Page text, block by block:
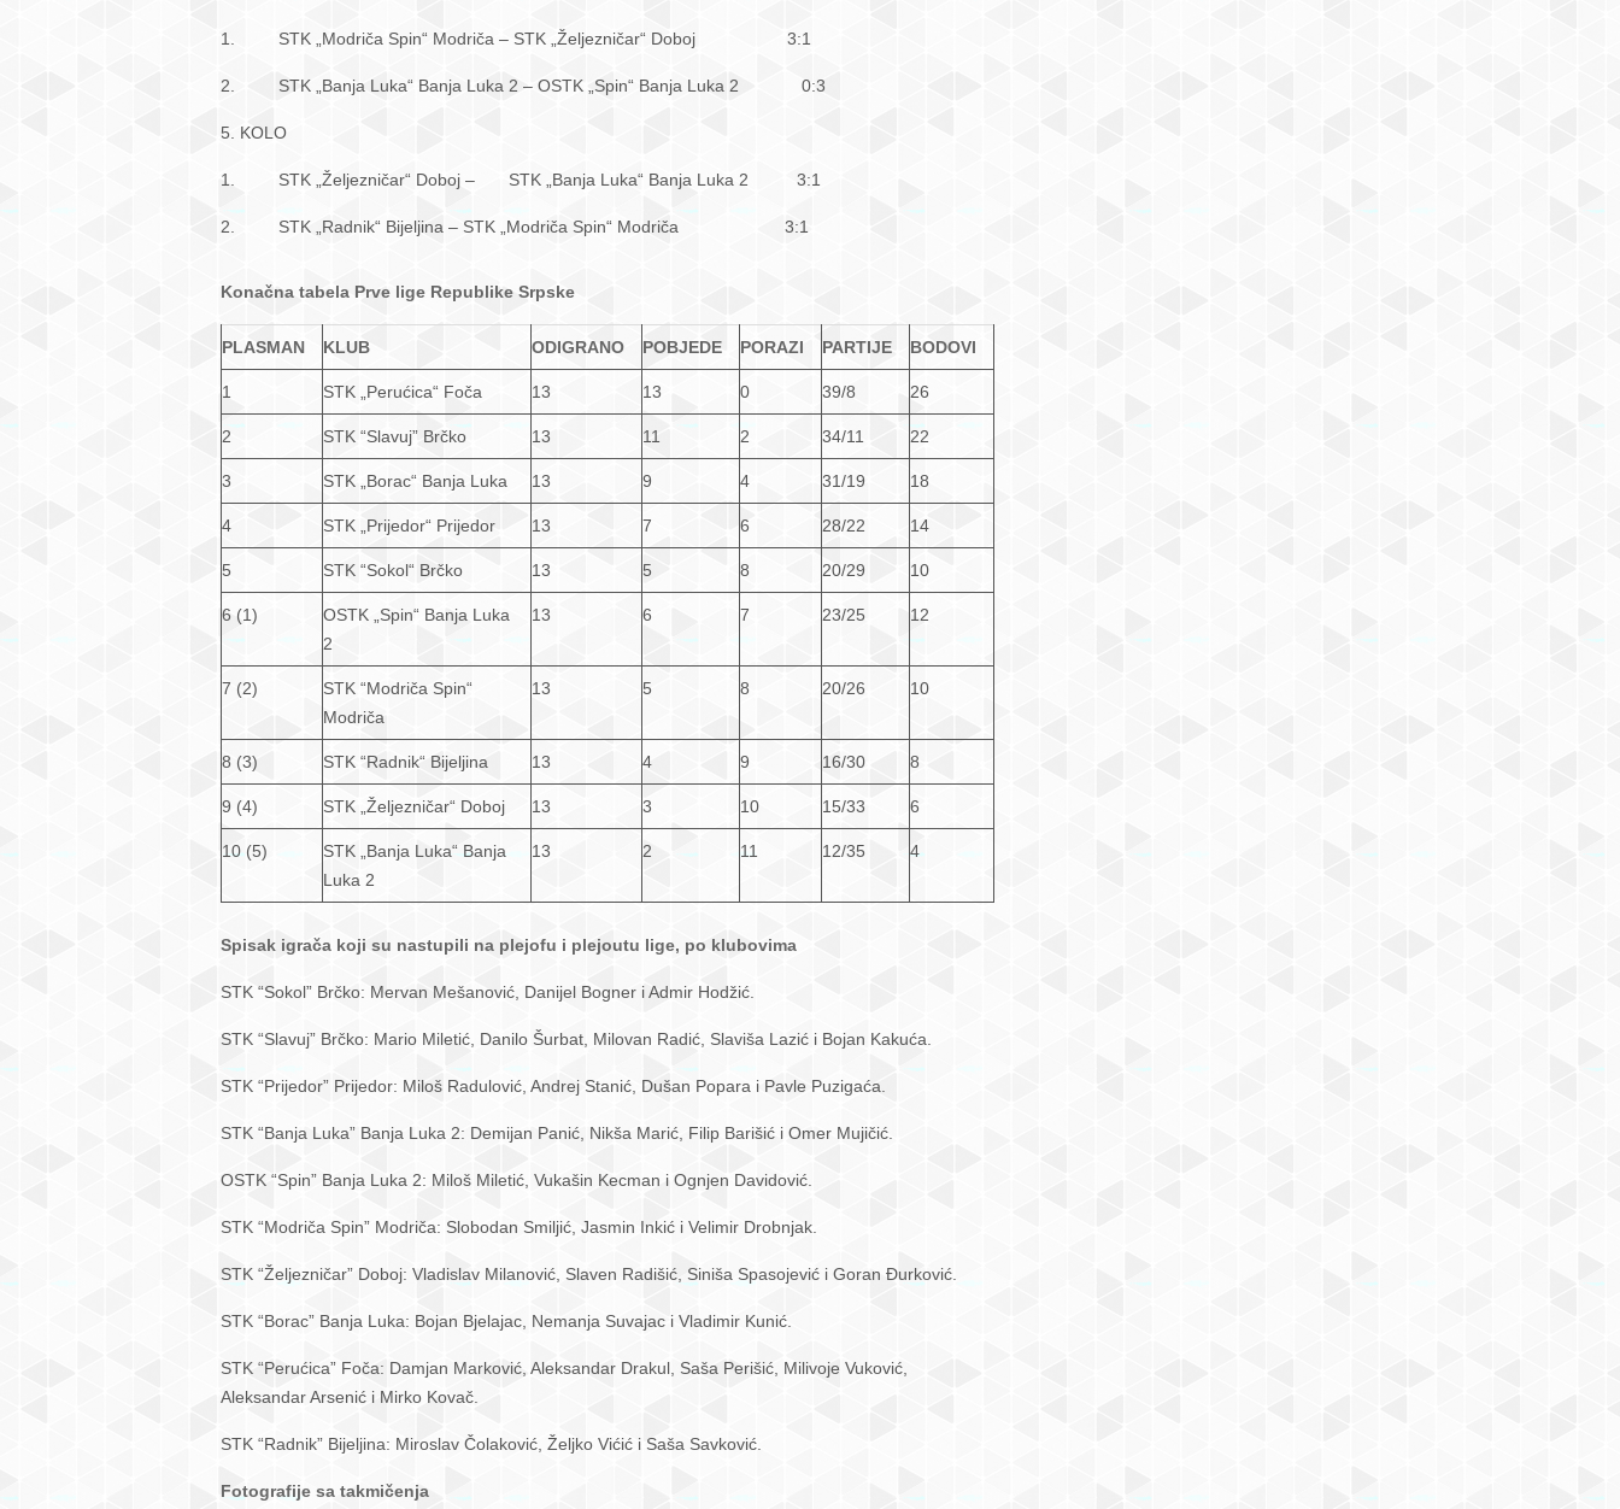
1. STK „Modriča Spin“ Modriča – STK „Željezničar“ Doboj 3:1
2. STK „Banja Luka“ Banja Luka 2 – OSTK „Spin“ Banja Luka 2 0:3
5. KOLO
1. STK „Željezničar“ Doboj – STK „Banja Luka“ Banja Luka 2 3:1
2. STK „Radnik“ Bijeljina – STK „Modriča Spin“ Modriča 3:1
Konačna tabela Prve lige Republike Srpske
PLASMAN KLUB ODIGRANO POBJEDE PORAZI PARTIJE BODOVI
1 STK „Perućica“ Foča 13 13 0 39/8 26
2 STK “Slavuj” Brčko 13 11 2 34/11 22
3 STK „Borac“ Banja Luka 13 9 4 31/19 18
4 STK „Prijedor“ Prijedor 13 7 6 28/22 14
5 STK “Sokol“ Brčko 13 5 8 20/29 10
6 (1)
OSTK „Spin“ Banja Luka
2
13 6 7 23/25 12
7 (2)
STK “Modriča Spin“
Modriča
13 5 8 20/26 10
8 (3) STK “Radnik“ Bijeljina 13 4 9 16/30 8
9 (4) STK „Željezničar“ Doboj 13 3 10 15/33 6
10 (5)
STK „Banja Luka“ Banja
Luka 2
13 2 11 12/35 4
Spisak igrača koji su nastupili na plejofu i plejoutu lige, po klubovima
STK “Sokol” Brčko: Mervan Mešanović, Danijel Bogner i Admir Hodžić.
STK “Slavuj” Brčko: Mario Miletić, Danilo Šurbat, Milovan Radić, Slaviša Lazić i Bojan Kakuća.
STK “Prijedor” Prijedor: Miloš Radulović, Andrej Stanić, Dušan Popara i Pavle Puzigaća.
STK “Banja Luka” Banja Luka 2: Demijan Panić, Nikša Marić, Filip Barišić i Omer Mujičić.
OSTK “Spin” Banja Luka 2: Miloš Miletić, Vukašin Kecman i Ognjen Davidović.
STK “Modriča Spin” Modriča: Slobodan Smiljić, Jasmin Inkić i Velimir Drobnjak.
STK “Željezničar” Doboj: Vladislav Milanović, Slaven Radišić, Siniša Spasojević i Goran Đurković.
STK “Borac” Banja Luka: Bojan Bjelajac, Nemanja Suvajac i Vladimir Kunić.
STK “Perućica” Foča: Damjan Marković, Aleksandar Drakul, Saša Perišić, Milivoje Vuković,
Aleksandar Arsenić i Mirko Kovač.
STK “Radnik” Bijeljina: Miroslav Čolaković, Željko Vićić i Saša Savković.
Fotografije sa takmičenja